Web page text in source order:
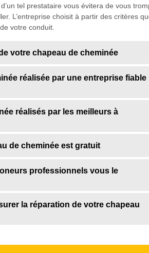
tel prestataire vous évitera de vous
L’entreprise choisit à partir des critères
votre conduit.
votre chapeau de cheminée
réalisée par une entreprise fiable
réalisés par les meilleurs à
de cheminée est gratuit
professionnels vous le
la réparation de votre chapeau